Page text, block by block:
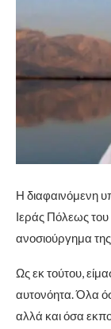
Η διαφαινόμενη
Ιεράς Πόλεως
ανοσιούργημα
Ως εκ τούτου,
αυτονόητα. Όλα
αλλά και όσα